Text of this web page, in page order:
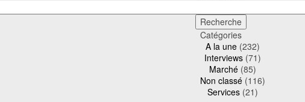
Catégories
A la une (232)
Interviews (71)
Marché (85)
Non classé (116)
Services (21)